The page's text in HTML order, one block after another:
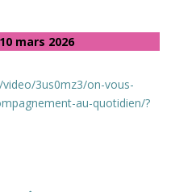
mars 2026
3us0mz3/on-vous-
au-quotidien/?